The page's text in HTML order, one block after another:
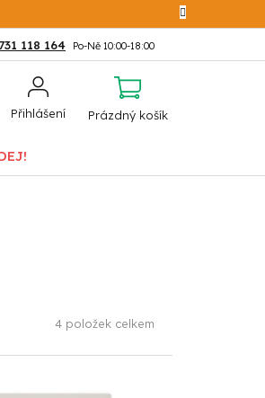
118 164
Přihlášení
NÁKUPNÍ
Prázdný košík
4 položek celkem